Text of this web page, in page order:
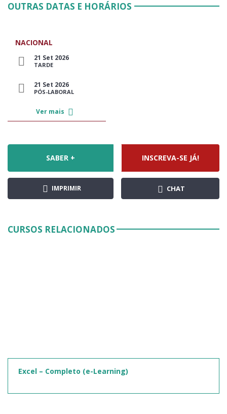
OUTRAS DATAS E HORÁRIOS
NACIONAL
21 Set 2026
TARDE
21 Set 2026
PÓS-LABORAL
Ver mais
SABER + INSCREVA-SE JÁ!
IMPRIMIR CHAT
CURSOS RELACIONADOS
Excel – Completo (e-Learning)